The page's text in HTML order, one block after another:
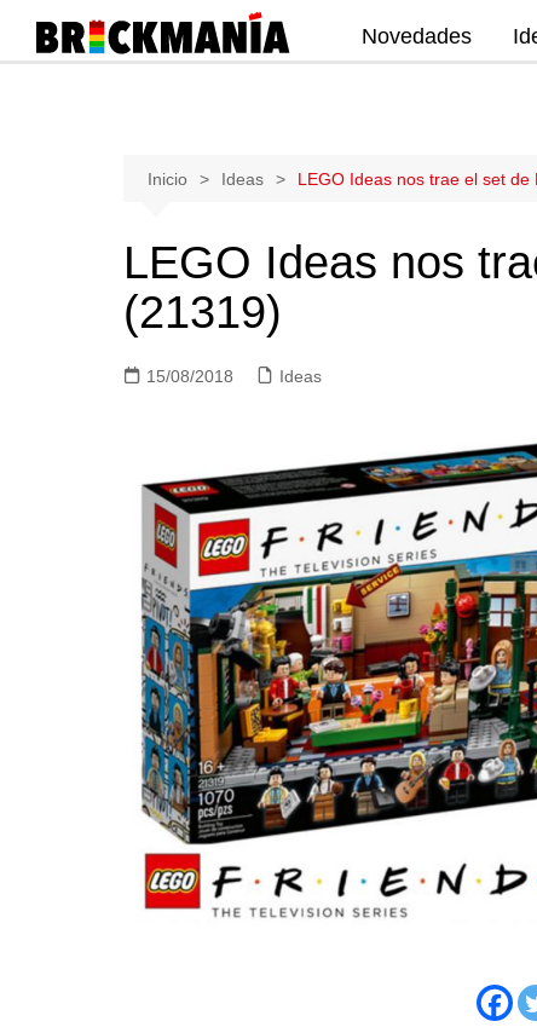
Creator.
Novedades
Inicio Ideas LEGO Ideas nos trae el set de
LEGO Ideas nos
(21319)
15/08/2018 Ideas